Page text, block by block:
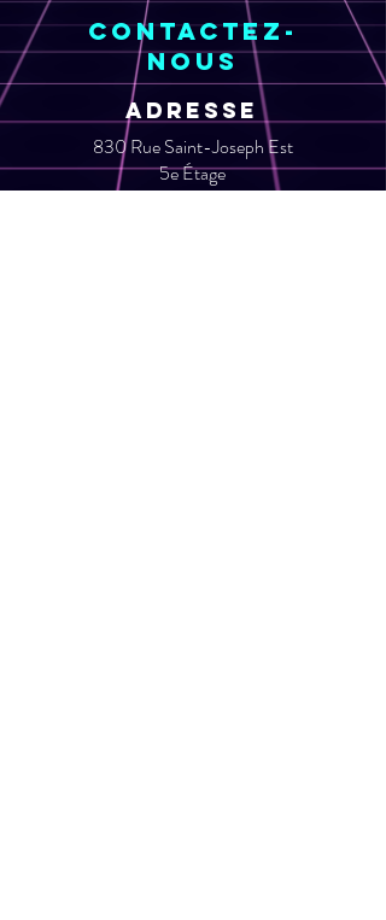
Contactez-
nous
ADRESSE
830 Rue Saint-Joseph Est
5e Étage
Québec, QC, Canada